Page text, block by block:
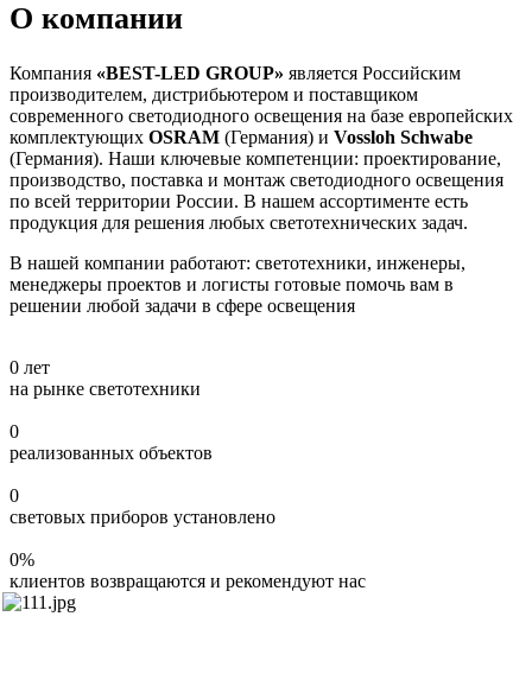
О компании
Компания «BEST-LED GROUP» является Российским
производителем, дистрибьютером и поставщиком
современного светодиодного освещения на базе европейских
комплектующих OSRAM (Германия) и Vossloh Schwabe
(Германия). Наши ключевые компетенции: проектирование,
производство, поставка и монтаж светодиодного освещения
по всей территории России. В нашем ассортименте есть
продукция для решения любых светотехнических задач.
В нашей компании работают: светотехники, инженеры,
менеджеры проектов и логисты готовые помочь вам в
решении любой задачи в сфере освещения
0 лет
на рынке светотехники
0
реализованных объектов
0
световых приборов установлено
0%
клиентов возвращаются и рекомендуют нас